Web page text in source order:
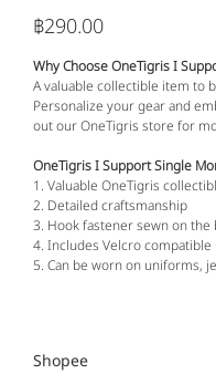
ราคา
฿290.00
Why Choose OneTigris I
A valuable collectible item to
Personalize your gear and
out our OneTigris store for
OneTigris I Support Single
1. Valuable OneTigris
2. Detailed craftsmanship
3. Hook fastener sewn on
4. Includes Velcro compatible
5. Can be worn on uniforms,
Shopee